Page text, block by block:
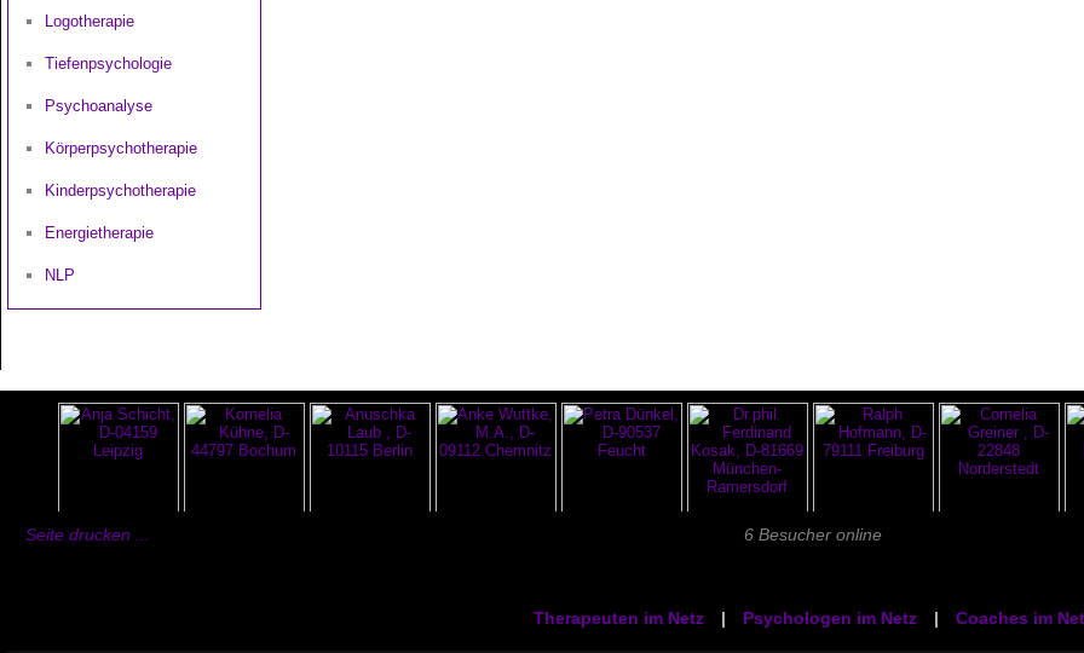
Logotherapie
Tiefenpsychologie
Psychoanalyse
Körperpsychotherapie
Kinderpsychotherapie
Energietherapie
NLP
Seite drucken ... 6 Besucher online
Therapeuten im Netz | Psychologen im Netz | Coaches im